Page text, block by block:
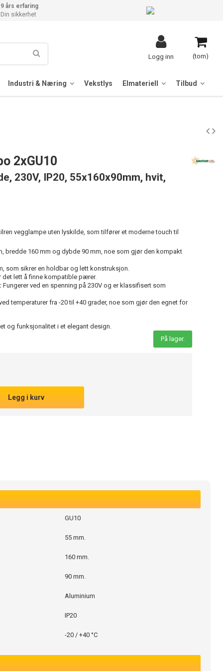
9 års erfaring
Din sikkerhet
(tom)
Logg inn
Industri & Næring Vekstlys Elmateriell Tilbud
2xGU10
230V, IP20, 55x160x90mm, hvit,
vegglampe uten lyskilde, som tilfører et moderne touch til
bredde 160 mm og dybde 90 mm, noe som gjør den kompakt
som sikrer en holdbar og lett konstruksjon.
det lett å finne kompatible pærer.
Fungerer ved en spenning på 230V og er klassifisert som
temperaturer fra -20 til +40 grader, noe som gjør den egnet for
og funksjonalitet i et elegant design.
På lager.
Legg i kurv
GU10
55 mm.
160 mm.
90 mm.
Aluminium
IP20
-20 / +40 °C